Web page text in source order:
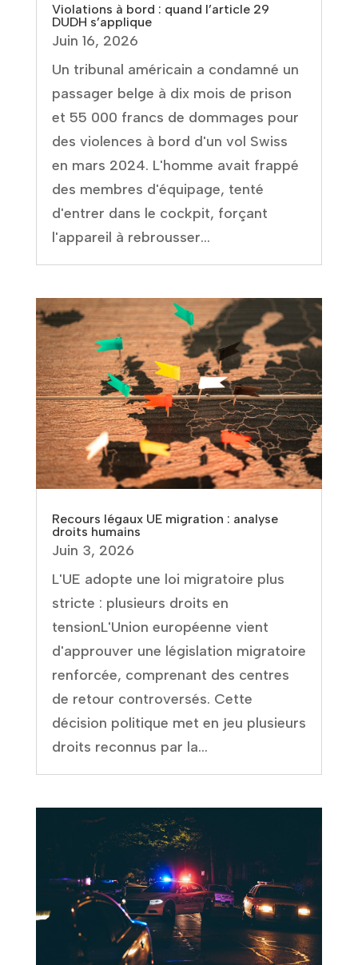
Violations à bord : quand l’article 29
DUDH s’applique
Juin 16, 2026
Un tribunal américain a condamné un
passager belge à dix mois de prison
et 55 000 francs de dommages pour
des violences à bord d'un vol Swiss
en mars 2024. L'homme avait frappé
des membres d'équipage, tenté
d'entrer dans le cockpit, forçant
l'appareil à rebrousser...
Recours légaux UE migration : analyse
droits humains
Juin 3, 2026
L'UE adopte une loi migratoire plus
stricte : plusieurs droits en
tensionL'Union européenne vient
d'approuver une législation migratoire
renforcée, comprenant des centres
de retour controversés. Cette
décision politique met en jeu plusieurs
droits reconnus par la...